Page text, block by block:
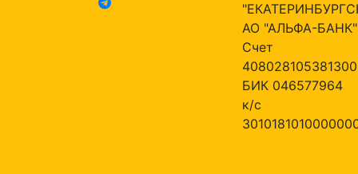
АО "АЛЬФА-БАНК"
Счет
БИК 046577964
к/с